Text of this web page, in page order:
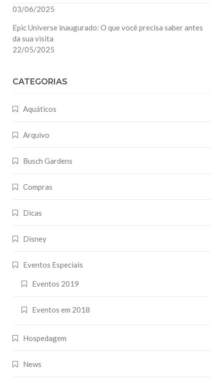
03/06/2025
Epic Universe inaugurado: O que você precisa saber antes
da sua visita
22/05/2025
CATEGORIAS
Aquáticos
Arquivo
Busch Gardens
Compras
Dicas
Disney
Eventos Especiais
Eventos 2019
Eventos em 2018
Hospedagem
News